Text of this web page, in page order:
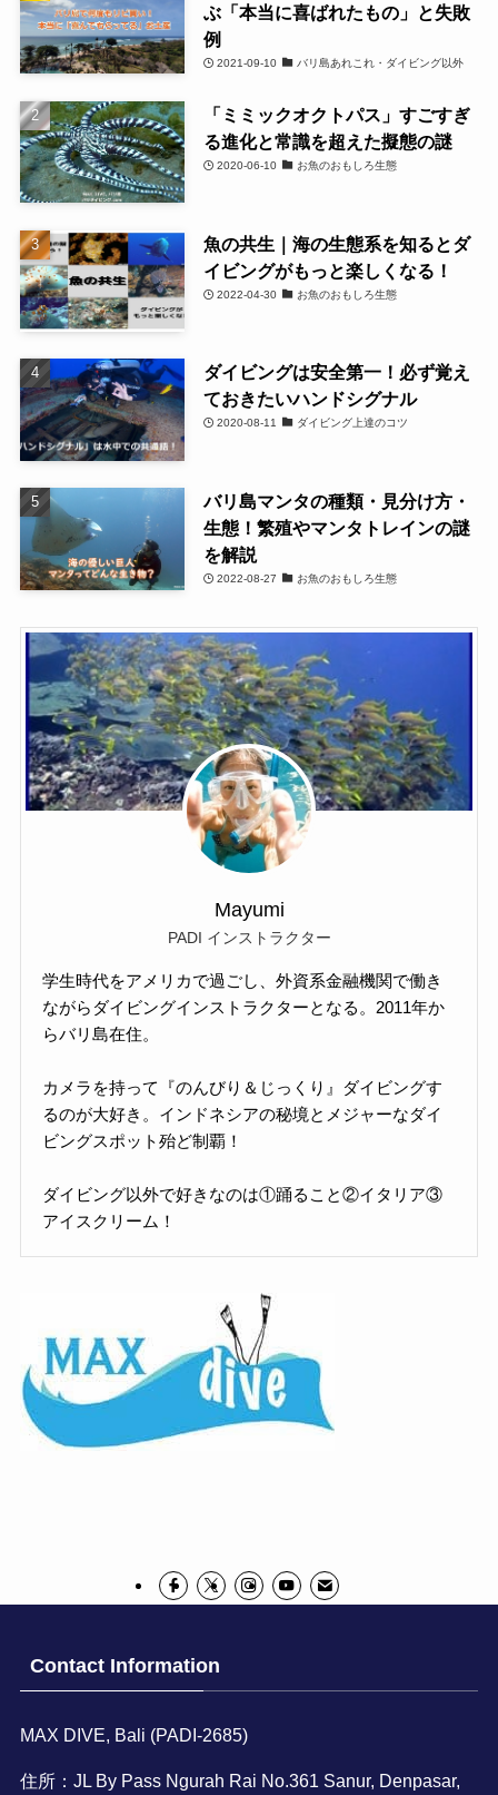
ぶ「本当に喜ばれたもの」と失敗
例
2021-09-10 バリ島あれこれ・ダイビング以外
「ミミックオクトパス」すごすぎ
る進化と常識を超えた擬態の謎
2020-06-10 お魚のおもしろ生態
魚の共生｜海の生態系を知るとダ
イビングがもっと楽しくなる！
2022-04-30 お魚のおもしろ生態
ダイビングは安全第一！必ず覚え
ておきたいハンドシグナル
2020-08-11 ダイビング上達のコツ
バリ島マンタの種類・見分け方・
生態！繁殖やマンタトレインの謎
を解説
2022-08-27 お魚のおもしろ生態
Mayumi
PADI インストラクター
学生時代をアメリカで過ごし、外資系金融機関で働き
ながらダイビングインストラクターとなる。2011年か
らバリ島在住。
カメラを持って『のんびり＆じっくり』ダイビングす
るのが大好き。インドネシアの秘境とメジャーなダイ
ビングスポット殆ど制覇！
ダイビング以外で好きなのは①踊ること②イタリア③
アイスクリーム！
Contact Information
MAX DIVE, Bali (PADI-2685)
住所：JL By Pass Ngurah Rai No.361 Sanur, Denpasar,